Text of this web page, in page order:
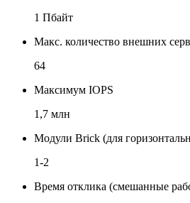
1 Пбайт
Макс. количество внешних
64
Максимум IOPS
1,7 млн
Модули Brick (для
1-2
Время отклика (смешанные